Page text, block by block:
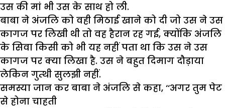
उस की मां भी उस के साथ हो ली.
बाबा ने अंजलि को वही मिठाई खाने को दी जो उस ने उस
कागज पर लिखी थी तो वह हैरान रह गई, क्योंकि अंजलि
के सिवा किसी को भी यह नहीं पता था कि उस ने उस
कागज पर क्या लिखा है. उस ने बहुत दिमाग दौड़ाया
लेकिन गुत्थी सुलझी नहीं.
समस्या जान कर बाबा ने अंजलि से कहा, ‘‘अगर तुम पेट
से होना चाहती